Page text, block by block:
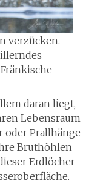
verzücken.
daran liegt,
Lebensraum
oder Prallhänge
Bruthöhlen
Erdlöcher